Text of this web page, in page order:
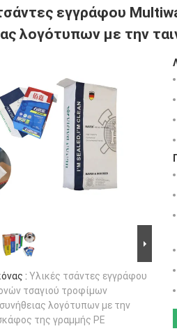
εγγράφου
λογότυπων με την
: Υλικές τσάντες εγγράφου
τσαγιού τροφίμων
λογότυπων με την
της γραμμής PE